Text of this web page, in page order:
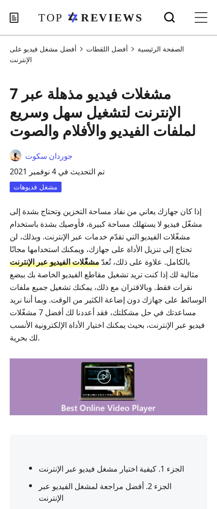
الصفحة الرئيسية أفضل اللقطات
أفضل مشغل فيديو على
الإنترنت
7 مشغلات فيديو مذهلة عبر
الإنترنت لتشغيل سهل وسريع
لملفات الفيديو والأفلام والصوت
جوردان سكوت
تم التحديث في 4 نوفمبر 2021
مشغل فديوهات
إذا كان جهازك يعاني من نفاد مساحة التخزين وتحتاج بشدة إلى
مشغّل فيديو لا يستهلك مساحة كبيرة، فأوصيك بشدة باستخدام
مشغّلات الفيديو التي تقدّم خدمات عبر الإنترنت. وبذلك، لن
تحتاج إلى تنزيل الأداة على جهازك، ويمكنك استخدامها مجانًا
بالكامل. علاوة على ذلك، تُعدّمشغّلات الفيديو عبر الإنترنت
مثالية لك إذا كنت تريد تشغيل مقاطع الفيديو الخاصة بك ببضع
نقرات فقط. وبالاقتران مع ذلك، يمكنك تشغيل جميع ملفات
الوسائط على جهازك دون إضاعة الكثير من الوقت. وبما أننا نريد
مساعدتك في حل مشكلتك، فقد أعددنا لك أفضل 7 مشغّلات
فيديو عبر الإنترنت، بحيث يمكنك اختيار الأداة الإلكترونية الأنسب
لك بحرية.
الجزء 1. كيفية اختيار مشغل فيديو عبر الإنترنت
الجزء 2. أفضل مراجعة لمشغل الفيديو عبر
الإنترنت